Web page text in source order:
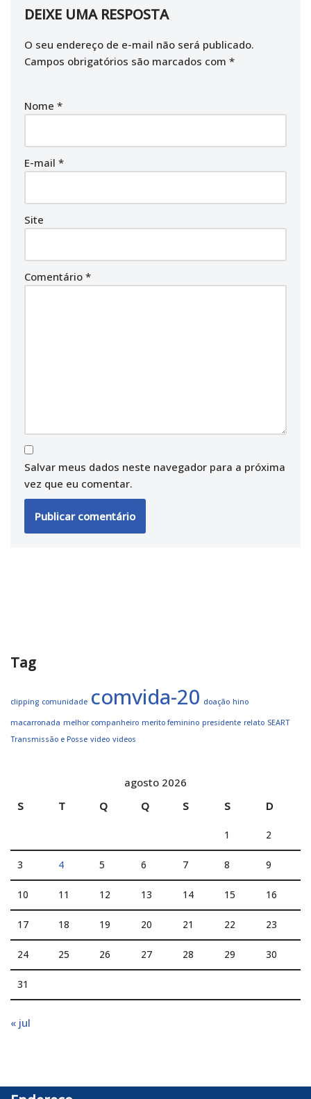
DEIXE UMA RESPOSTA
O seu endereço de e-mail não será publicado.
Campos obrigatórios são marcados com *
Nome *
E-mail *
Site
Comentário *
Salvar meus dados neste navegador para a próxima
vez que eu comentar.
Tag
clipping comunidade comvida-20 doação hino
macarronada melhor companheiro merito feminino presidente relato SEART
Transmissão e Posse video videos
agosto 2026
S
T Q Q S S D
1 2
3 4 5 6 7 8 9
10 11 12 13 14 15 16
17 18 19 20 21 22 23
24 25 26 27 28 29 30
31
« jul